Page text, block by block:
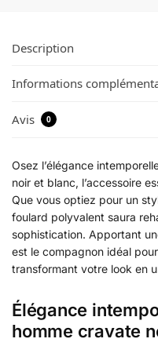
Description
Informations
Avis 0
Osez l’élégance
noir et blanc, l’accessoire
Que vous optiez pour un
foulard polyvalent saura
sophistication. Apportant
est le compagnon idéal
transformant votre look en
Élégance
homme cravate